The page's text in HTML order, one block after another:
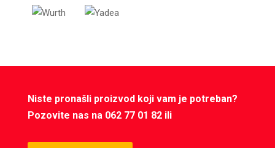
Niste pronašli proizvod koji vam je potreban?
Pozovite nas na 062 77 01 82 ili